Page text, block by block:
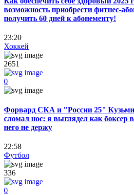
возможность приобрести фитнес-
получить 60 дней к абонементу!
23:20
Хоккей
2651
0
Форвард СКА и "России 25"
сломал нос: я выглядел как боксер
него не держу
22:58
Футбол
336
0